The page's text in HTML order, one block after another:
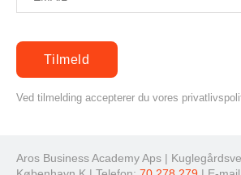
Ved tilmelding accepterer du vores
Aros Business Academy Aps |